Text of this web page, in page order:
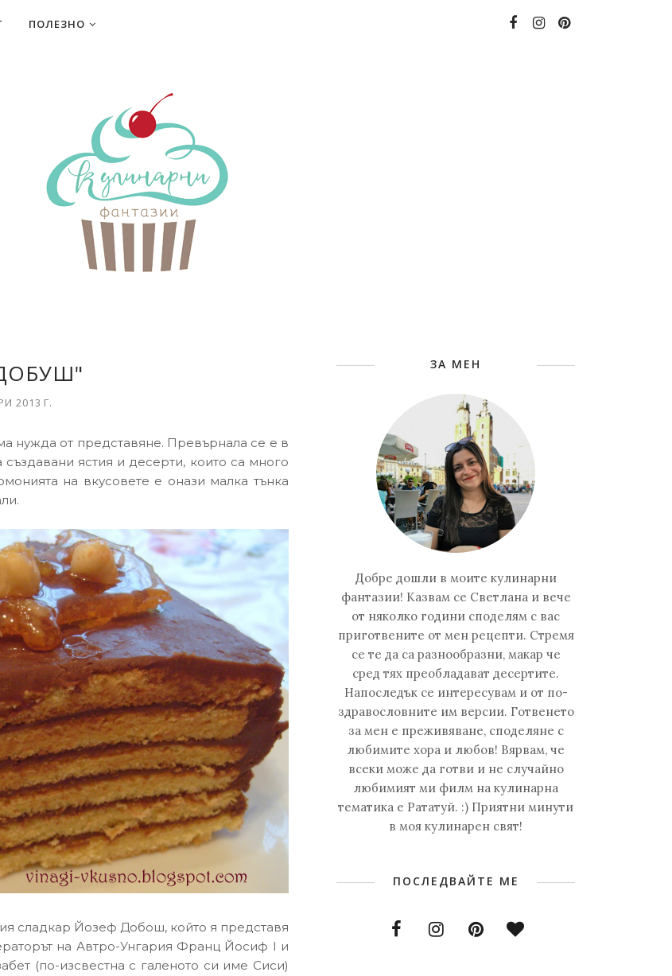
ПОЛЕЗНО
2013 Г.
нужда от представяне. Превърнала се е в
ястия и десерти, които са много
на вкусовете е онази малка тънка
сладкар Йозеф Добош, който я представя
на Автро-Унгария Франц Йосиф I и
(по-изсвестна с галеното си име Сиси)
ЗА МЕН
Добре дошли в моите кулинарни
фантазии! Казвам се Светлана и вече
от няколко години споделям с вас
приготвените от мен рецепти. Стремя
се те да са разнообразни, макар че
сред тях преобладават десертите.
Напоследък се интересувам и от по-
здравословните им версии. Готвенето
за мен е преживяване, споделяне с
любимите хора и любов! Вярвам, че
всеки може да готви и не случайно
любимият ми филм на кулинарна
тематика е Рататуй. :) Приятни минути
в моя кулинарен свят!
ПОСЛЕДВАЙТЕ МЕ